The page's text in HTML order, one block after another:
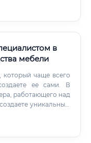
Управления по
в
мебели
который чаще всего
ее сами. В
работающего над
уникальные,